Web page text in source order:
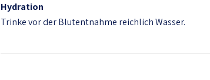
Hydration
Trinke vor der Blutentnahme reichlich Wasser.